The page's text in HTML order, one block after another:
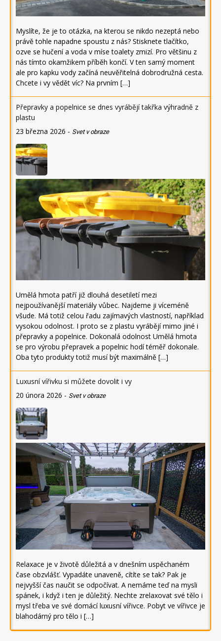
Myslíte, že je to otázka, na kterou se nikdo nezeptá nebo
právě tohle napadne spoustu z nás? Stisknete tlačítko,
ozve se hučení a voda v míse toalety zmizí. Pro většinu z
nás tímto okamžikem příběh končí. V ten samý moment
ale pro kapku vody začíná neuvěřitelná dobrodružná cesta.
Chcete i vy vědět víc? Na prvním […]
Přepravky a popelnice se dnes vyrábějí takřka výhradně z
plastu
23 března 2026 - Svet v obraze
Umělá hmota patří již dlouhá desetiletí mezi
nejpoužívanější materiály vůbec. Najdeme ji víceméně
všude. Má totiž celou řadu zajímavých vlastností, například
vysokou odolnost. I proto se z plastu vyrábějí mimo jiné i
přepravky a popelnice. Dokonalá odolnost Umělá hmota
se pro výrobu přepravek a popelnic hodí téměř dokonale.
Oba tyto produkty totiž musí být maximálně […]
Luxusní vířivku si můžete dovolit i vy
20 února 2026 - Svet v obraze
Relaxace je v životě důležitá a v dnešním uspěchaném
čase obzvlášť. Vypadáte unaveně, cítíte se tak? Pak je
nejvyšší čas naučit se odpočívat. A nemáme teď na mysli
spánek, i když i ten je důležitý. Nechte zrelaxovat své tělo i
mysl třeba ve své domácí luxusní vířivce. Pobyt ve vířivce je
blahodárný pro tělo i […]